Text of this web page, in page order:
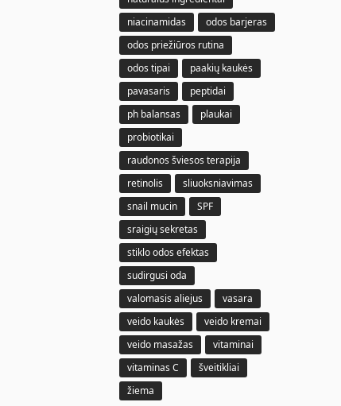
niacinamidas
odos barjeras
odos priežiūros rutina
odos tipai
paakių kaukės
pavasaris
peptidai
ph balansas
plaukai
probiotikai
raudonos šviesos terapija
retinolis
sliuoksniavimas
snail mucin
SPF
sraigių sekretas
stiklo odos efektas
sudirgusi oda
valomasis aliejus
vasara
veido kaukės
veido kremai
veido masažas
vitaminai
vitaminas C
šveitikliai
žiema